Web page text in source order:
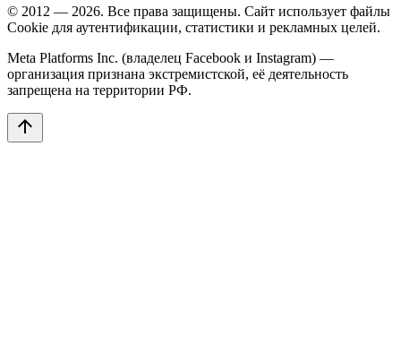
© 2012 — 2026. Все права защищены. Сайт использует файлы
Cookie для аутентификации, статистики и рекламных целей.
Meta Platforms Inc. (владелец Facebook и Instagram) —
организация признана экстремистской, её деятельность
запрещена на территории РФ.
arrow_upward